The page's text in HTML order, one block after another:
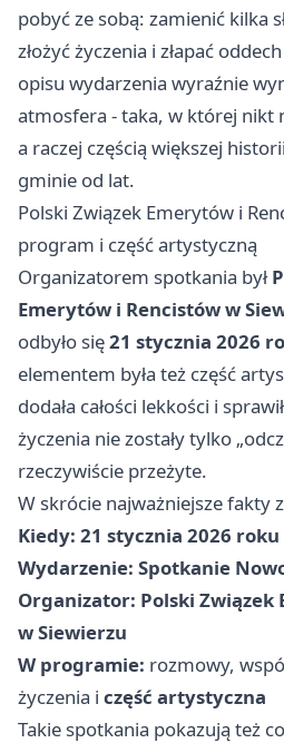
pobyć ze sobą: zamienić kilka
złożyć życzenia i złapać
opisu wydarzenia wyraźnie
atmosfera - taka, w której nikt
a raczej częścią większej
gminie od lat.
Polski Związek Emerytów i
program i część artystyczną
Organizatorem spotkania był
Emerytów i Rencistów w
odbyło się21 stycznia 2026
elementem była też część
dodała całości lekkości i
życzenia nie zostały tylko
rzeczywiście przeżyte.
W skrócie najważniejsze fakty
Kiedy: 21 stycznia 2026 roku
Wydarzenie: Spotkanie
Organizator: Polski Związek
w Siewierzu
W programie: rozmowy,
życzenia i część artystyczna
Takie spotkania pokazują też